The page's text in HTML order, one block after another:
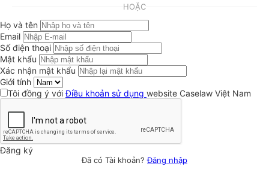
HOẶC
Họ và tên
Email
Số điện thoại
Mật khẩu
Xác nhận mật khẩu
Giới tính
Tôi đồng ý vớiĐiều khoản sử dụng website Caselaw Việt Nam
Đăng ký
Đã có Tài khoản?Đăng nhập